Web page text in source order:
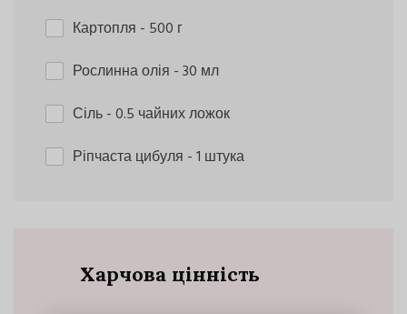
Картопля - 500 г
Рослинна олія - 30 мл
Сіль- 0.5 чайних ложок
Ріпчаста цибуля - 1 штука
Харчова цінність